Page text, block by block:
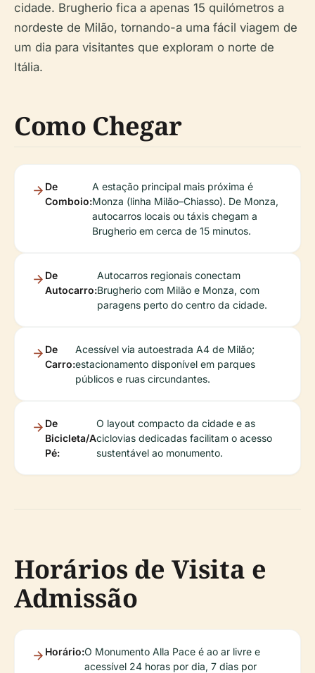
cidade. Brugherio fica a apenas 15 quilómetros a
nordeste de Milão, tornando-a uma fácil viagem de
um dia para visitantes que exploram o norte de
Itália.
Como Chegar
De
Comboio:
A estação principal mais próxima é
Monza (linha Milão–Chiasso). De Monza,
autocarros locais ou táxis chegam a
Brugherio em cerca de 15 minutos.
De
Autocarro:
Autocarros regionais conectam
Brugherio com Milão e Monza, com
paragens perto do centro da cidade.
De
Carro:
Acessível via autoestrada A4 de Milão;
estacionamento disponível em parques
públicos e ruas circundantes.
De
Bicicleta/A
Pé:
O layout compacto da cidade e as
ciclovias dedicadas facilitam o acesso
sustentável ao monumento.
Horários de Visita e
Admissão
Horário:O Monumento Alla Pace é ao ar livre e
acessível 24 horas por dia, 7 dias por